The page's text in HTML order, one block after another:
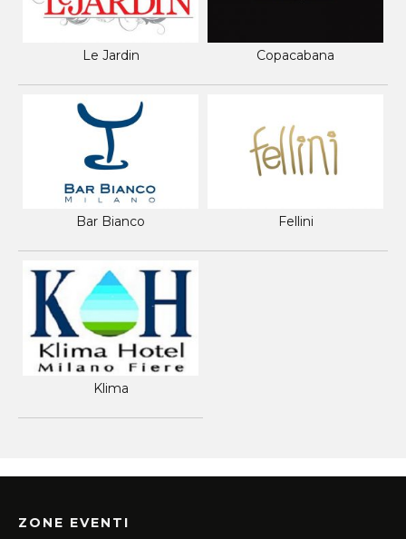
Le Jardin Copacabana
Bar Bianco Fellini
Klima
ZONE EVENTI